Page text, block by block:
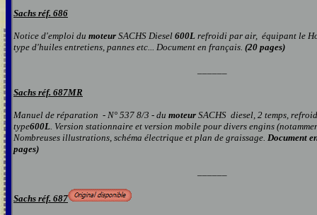
Sachs réf. 686
Notice d'emploi du moteur SACHS Diesel 600L refroidi par air, équipant le
type d'huiles entretiens, pannes etc... Document en français. (20 pages)
Sachs réf. 687MR
Manuel de réparation - N° 537 8/3 - du moteur SACHS diesel, 2 temps,
type600L. Version stationnaire et version mobile pour divers engins
Nombreuses illustrations, schéma électrique et plan de graissage. Document
pages)
Sachs réf. 687